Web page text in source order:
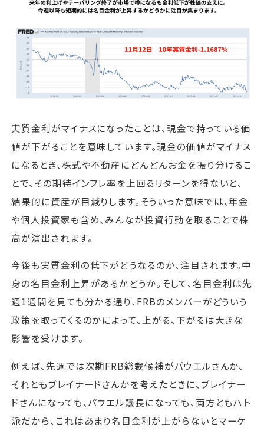
実質金利がマイナスになったことは、現金で持っている価
値が下がることを意味しています。現金の価値がマイナス
になるとき、株式や不動産にどんどんお金を振り分けるこ
とで、その期待インフレ率を上回るリターンを得ないと、
結果的に資産が目減りします。そういった意味では、年金
や個人投資家も含め、みんなが投資行動を取ることで株
高が演出されます。
今後も実質金利の低下がどうなるのか、注目されます。中
身の名目金利上昇があるかどうか。そして、名目金利は先
週1週間を見ても分かる通り、FRBのメンバーがどういう
政策を取ってくるのかによって、上がる、下がるは大きな
影響を受けます。
例えば、先週では次期FRB総裁候補がパウエルさんか、
それともブレイナードさんかを考えたときに、ブレイナー
ドさんになっても、パウエル議長になっても、両方ともハト
派だから、これはあまり名目金利が上がらないとマーケ